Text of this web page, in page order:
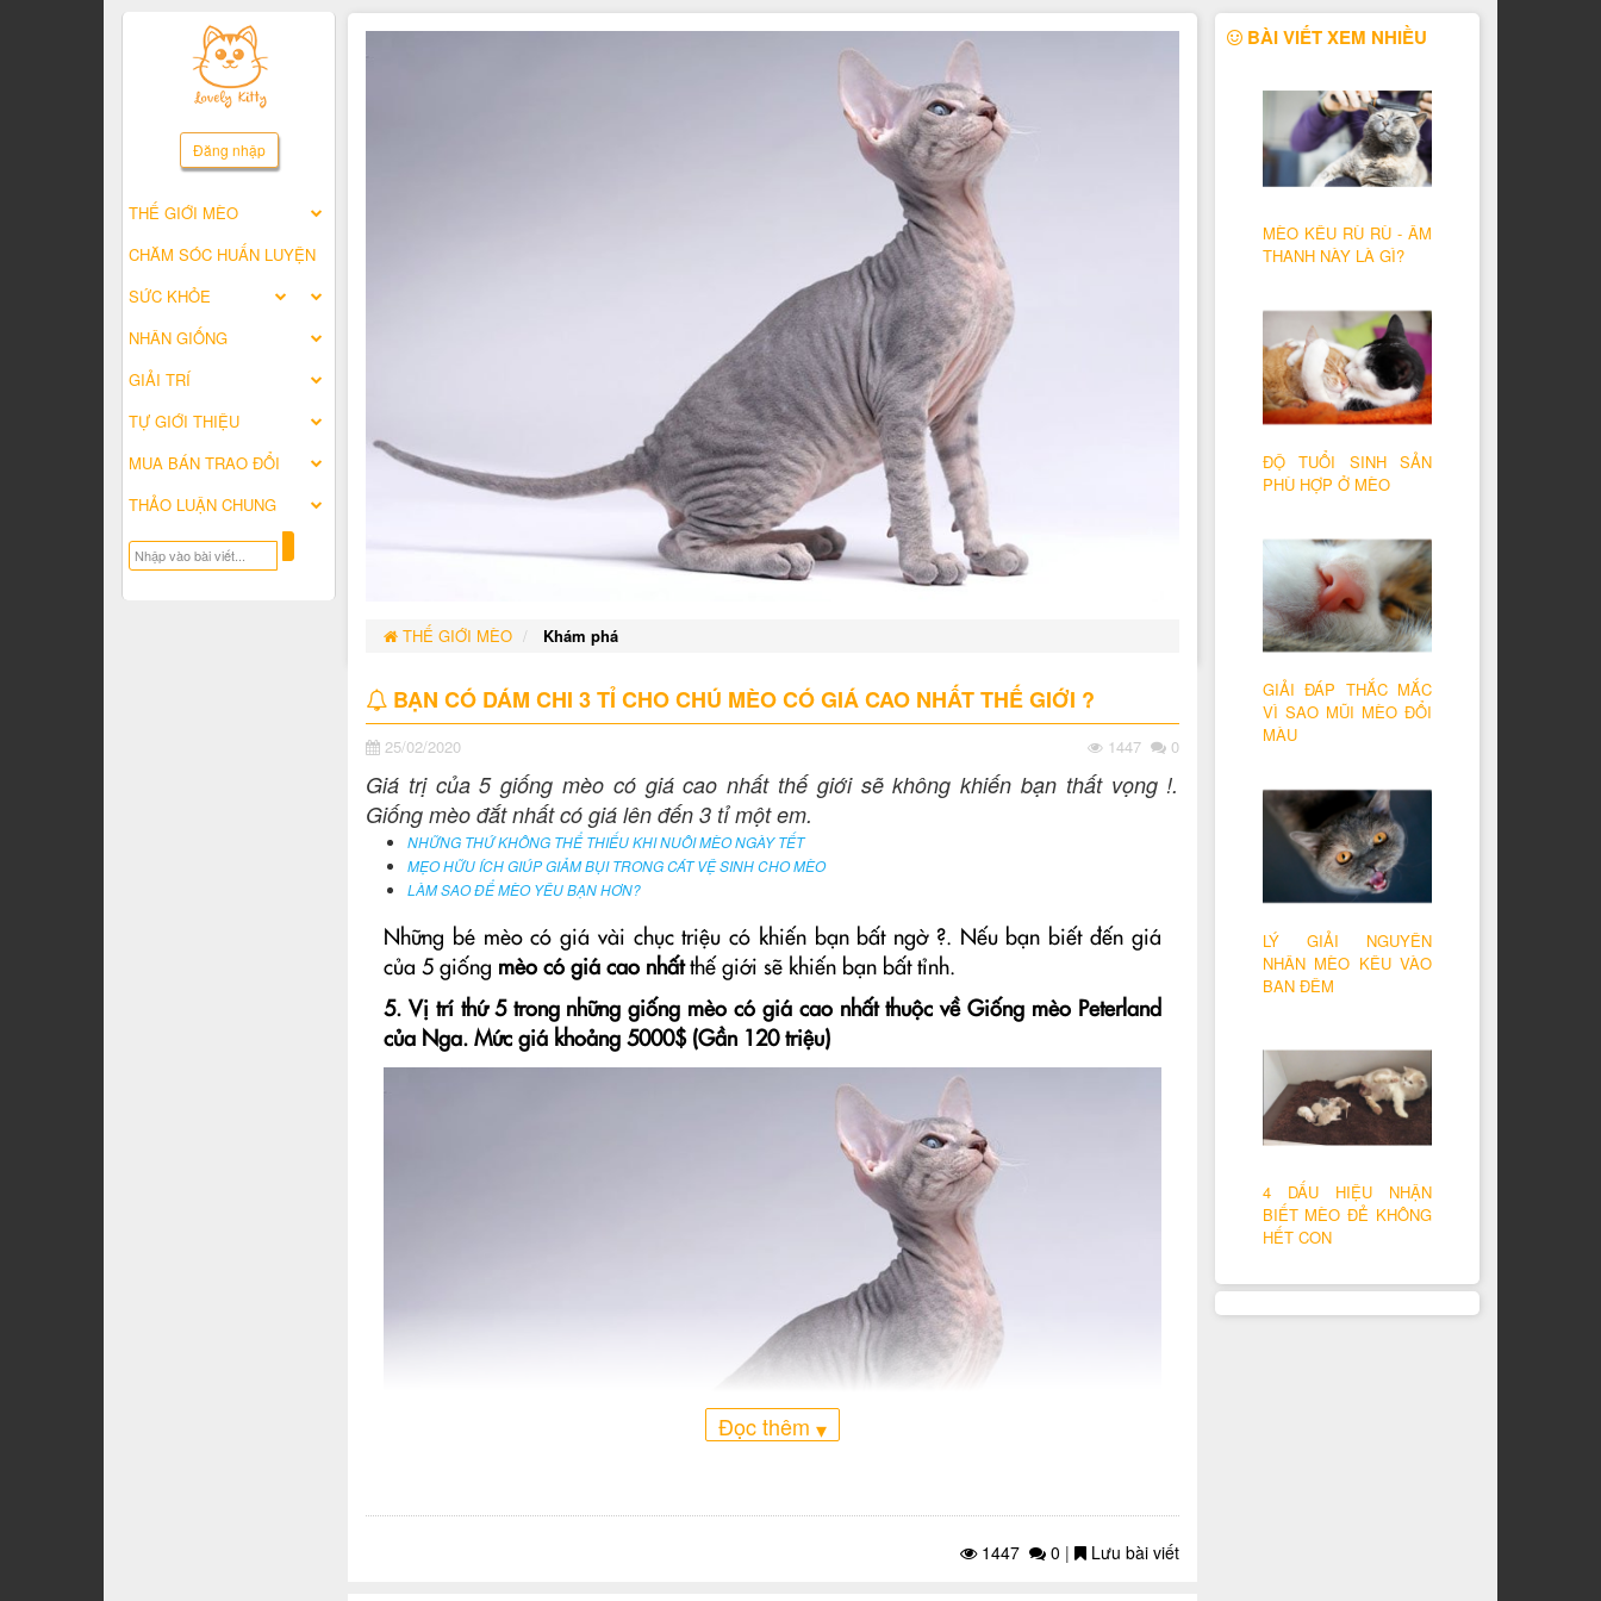
Đăng nhập
THẾ GIỚI MÈO
CHĂM SÓC HUẤN LUYỆN
SỨC KHỎE
NHÂN GIỐNG
GIẢI TRÍ
TỰ GIỚI THIỆU
MUA BÁN TRAO ĐỔI
THẢO LUẬN CHUNG
THẾ GIỚI MÈO Khám phá
BẠN CÓ DÁM CHI 3 TỈ CHO CHÚ MÈO CÓ GIÁ CAO NHẤT THẾ GIỚI ?
25/02/2020 1447 0
Giá trị của 5 giống mèo có giá cao nhất thế giới sẽ không khiến bạn thất vọng !.
Giống mèo đắt nhất có giá lên đến 3 tỉ một em.
NHỮNG THỨ KHÔNG THỂ THIẾU KHI NUÔI MÈO NGÀY TẾT
MẸO HỮU ÍCH GIÚP GIẢM BỤI TRONG CÁT VỆ SINH CHO MÈO
LÀM SAO ĐỂ MÈO YÊU BẠN HƠN?
Những bé mèo có giá vài chục triệu có khiến bạn bất ngờ ?. Nếu bạn biết đến giá
của 5 giống mèo có giá cao nhấtthế giới sẽ khiến bạn bất tỉnh.
5. Vị trí thứ 5 trong những giống mèo có giá cao nhất thuộc về Giống mèo Peterland
của Nga. Mức giá khoảng 5000$ (Gần 120 triệu)
Đọc thêm ▾
1447 0 | Lưu bài viết
BÀI VIẾT XEM NHIỀU
MÈO KÊU RÙ RÙ - ÂM
THANH NÀY LÀ GÌ?
ĐỘ TUỔI SINH SẢN
PHÙ HỢP Ở MÈO
GIẢI ĐÁP THẮC MẮC
VÌ SAO MŨI MÈO ĐỔI
MÀU
LÝ GIẢI NGUYÊN
NHÂN MÈO KÊU VÀO
BAN ĐÊM
4 DẤU HIỆU NHẬN
BIẾT MÈO ĐẺ KHÔNG
HẾT CON